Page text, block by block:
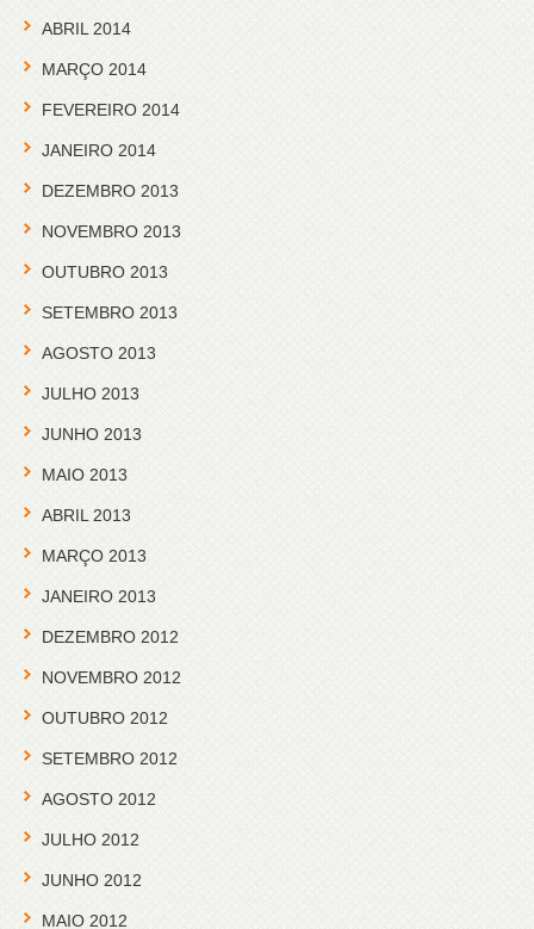
ABRIL 2014
MARÇO 2014
FEVEREIRO 2014
JANEIRO 2014
DEZEMBRO 2013
NOVEMBRO 2013
OUTUBRO 2013
SETEMBRO 2013
AGOSTO 2013
JULHO 2013
JUNHO 2013
MAIO 2013
ABRIL 2013
MARÇO 2013
JANEIRO 2013
DEZEMBRO 2012
NOVEMBRO 2012
OUTUBRO 2012
SETEMBRO 2012
AGOSTO 2012
JULHO 2012
JUNHO 2012
MAIO 2012